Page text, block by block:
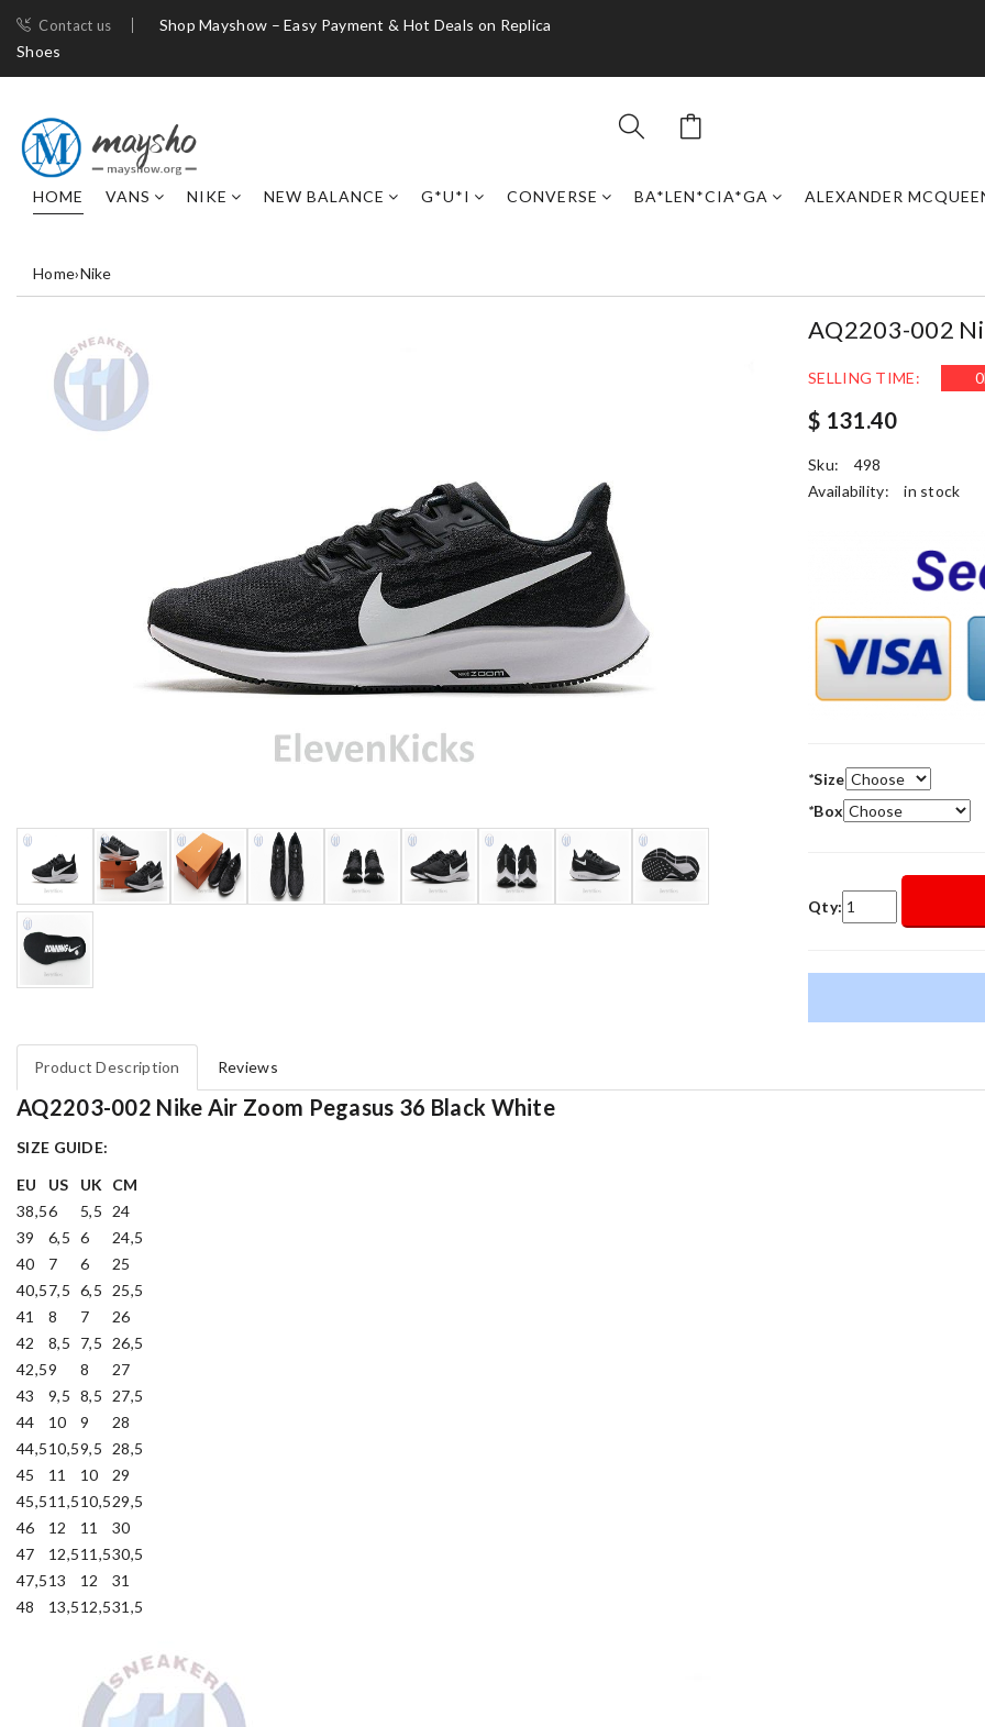
Contact us
Shop Mayshow – Easy Payment & Hot Deals on Replica
Shoes
HOME VANS NIKE NEW BALANCE G*U*I CONVERSE BA*LEN*CIA*GA ALEXANDER
Home›Nike
AQ2203-002
SELLING TIME: 0
$ 131.40
Sku:
498
Availability:
in stock
*Size
*Box
Qty:
Product Description Reviews
AQ2203-002 Nike Air Zoom Pegasus 36 Black White
SIZE GUIDE:
EU
US UK
CM
38,56 5,5
24
39
6,5 6
24,5
40
7 6
25
40,57,5 6,5
25,5
41
8 7
26
42
8,5 7,5
26,5
42,59 8
27
43
9,5 8,5
27,5
44
10 9
28
44,510,59,5
28,5
45
11 10
29
45,511,510,529,5
46
12 11
30
47
12,511,530,5
47,513 12
31
48
13,512,531,5